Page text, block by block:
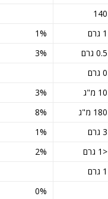
140
1 גרם
1%
0.5 גרם
3%
0 גרם
10 מ"ג
3%
180 מ"ג
8%
3 גרם
1%
<1 גרם
2%
1 גרם
0%